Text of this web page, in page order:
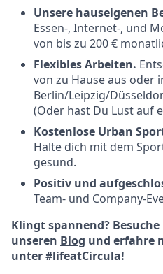
Unsere hauseigenen
Essen-, Internet-, und
von bis zu 200 €
Flexibles Arbeiten.
von zu Hause aus oder
Berlin/Leipzig/
(Oder hast Du Lust auf
Kostenlose Urban
Halte dich mit dem
gesund.
Positiv und
Team- und Company-
Klingt spannend? Besuche
unseren Blog und erfahre
unter#lifeatCircula!